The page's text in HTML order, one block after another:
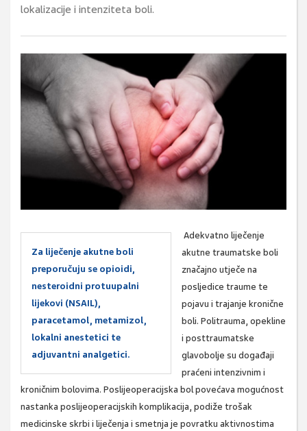
lokalizacije i intenziteta boli.
Za liječenje akutne boli
preporučuju se opioidi,
nesteroidni protuupalni
lijekovi (NSAIL),
paracetamol, metamizol,
lokalni anestetici te
adjuvantni analgetici.
Adekvatno liječenje
akutne traumatske boli
značajno utječe na
posljedice traume te
pojavu i trajanje kronične
boli. Politrauma, opekline
i posttraumatske
glavobolje su događaji
praćeni intenzivnim i
kroničnim bolovima. Poslijeoperacijska bol povećava mogućnost
nastanka poslijeoperacijskih komplikacija, podiže trošak
medicinske skrbi i liječenja i smetnja je povratku aktivnostima